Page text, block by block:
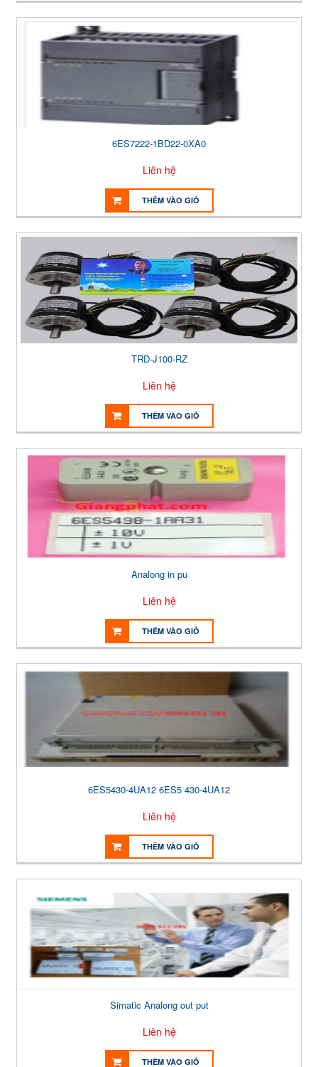
6ES7222-1BD22-0XA0
Liên hệ
THÊM VÀO GIỎ
TRD-J100-RZ
Liên hệ
THÊM VÀO GIỎ
Analong in pu
Liên hệ
THÊM VÀO GIỎ
6ES5430-4UA12 6ES5 430-4UA12
Liên hệ
THÊM VÀO GIỎ
Simatic Analong out put
Liên hệ
THÊM VÀO GIỎ